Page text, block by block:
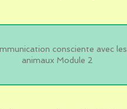
consciente avec les
animaux Module 2